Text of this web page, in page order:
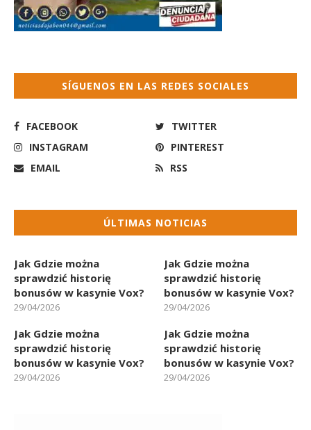
SÍGUENOS EN LAS REDES SOCIALES
FACEBOOK
TWITTER
INSTAGRAM
PINTEREST
EMAIL
RSS
ÚLTIMAS NOTICIAS
Jak Gdzie można
sprawdzić historię
bonusów w kasynie Vox?
29/04/2026
Jak Gdzie można
sprawdzić historię
bonusów w kasynie Vox?
29/04/2026
Jak Gdzie można
sprawdzić historię
bonusów w kasynie Vox?
29/04/2026
Jak Gdzie można
sprawdzić historię
bonusów w kasynie Vox?
29/04/2026